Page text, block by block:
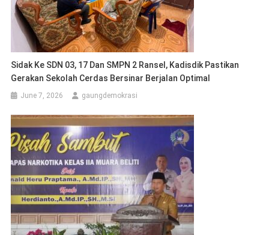
Sidak Ke SDN 03, 17 Dan SMPN 2 Ransel, Kadisdik Pastikan
Gerakan Sekolah Cerdas Bersinar Berjalan Optimal
June 7, 2026 gaungdemokrasi